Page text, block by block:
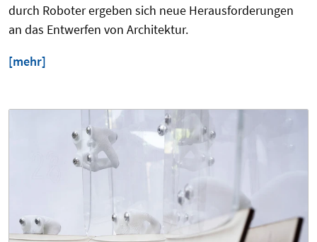
durch Roboter ergeben sich neue Herausforderungen
an das Entwerfen von Architektur.
[mehr]